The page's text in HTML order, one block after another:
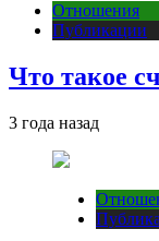
Отношения
Публикации
Что такое
3 года назад